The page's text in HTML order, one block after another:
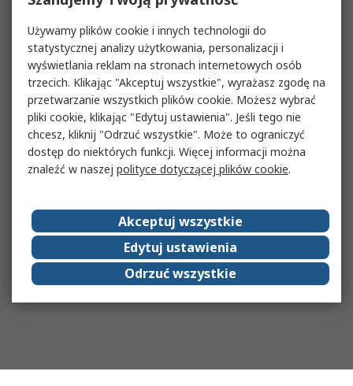
Używamy plików cookie i innych technologii do
statystycznej analizy użytkowania, personalizacji i
wyświetlania reklam na stronach internetowych osób
trzecich. Klikając "Akceptuj wszystkie", wyrażasz zgodę na
przetwarzanie wszystkich plików cookie. Możesz wybrać
pliki cookie, klikając "Edytuj ustawienia". Jeśli tego nie
chcesz, kliknij "Odrzuć wszystkie". Może to ograniczyć
dostęp do niektórych funkcji. Więcej informacji można
znaleźć w naszej polityce dotyczącej plików cookie.
Akceptuj wszystkie
Edytuj ustawienia
Odrzuć wszystkie